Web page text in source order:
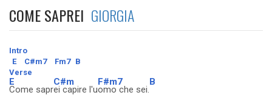
COME SAPREI GIORGIA
Intro
E
C#m7 Fm7 B
Verse
E
Come sapr
C#m
ei capire l'u
F#m7
omo che sei.
B